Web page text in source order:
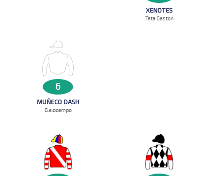
XENOTES
Tata Gaston
6
MUÑECO DASH
G.a.ocampo